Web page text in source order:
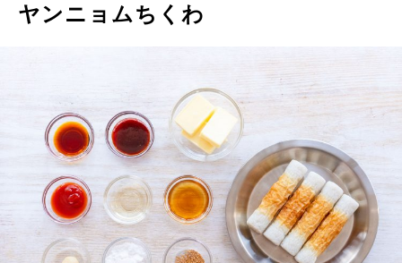
ヤンニョムちくわ